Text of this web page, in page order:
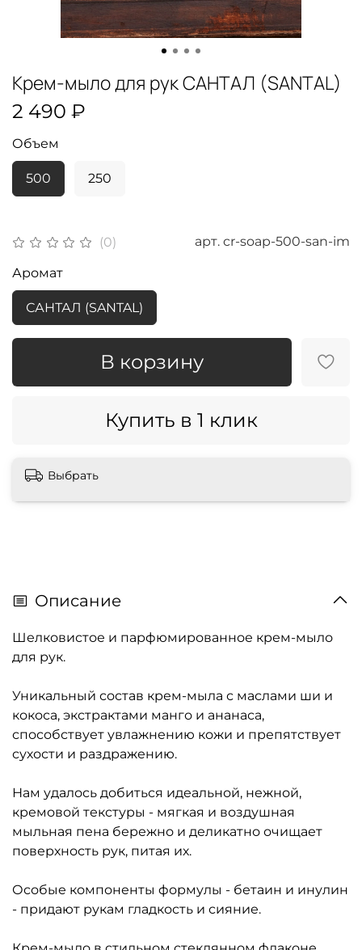
(0) арт. cr-soap-500-san-im
Крем-мыло для рук САНТАЛ (SANTAL)
2 490 ₽
В корзину
Купить в 1 клик
Объем
500 250
Аромат
САНТАЛ (SANTAL)
Выбрать
Описание
Шелковистое и парфюмированное крем-мыло
для рук.
Уникальный состав крем-мыла с маслами ши и
кокоса, экстрактами манго и ананаса,
способствует увлажнению кожи и препятствует
сухости и раздражению.
Нам удалось добиться идеальной, нежной,
кремовой текстуры - мягкая и воздушная
мыльная пена бережно и деликатно очищает
поверхность рук, питая их.
Особые компоненты формулы - бетаин и инулин
- придают рукам гладкость и сияние.